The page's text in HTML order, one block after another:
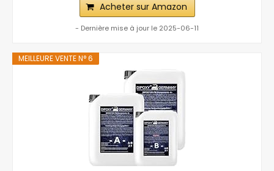
Acheter sur Amazon
- Dernière mise à jour le 2025-06-11
MEILLEURE VENTE N° 6